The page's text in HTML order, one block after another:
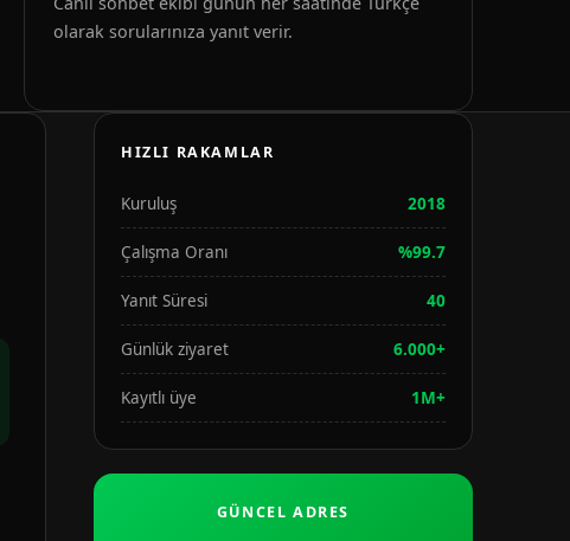
olarak sorularınıza yanıt verir.
HIZLI RAKAMLAR
Kuruluş 2018
Çalışma Oranı %99.7
Yanıt Süresi 40
Günlük ziyaret 6.000+
Kayıtlı üye 1M+
GÜNCEL ADRES